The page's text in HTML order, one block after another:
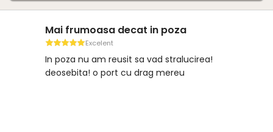
Mai frumoasa decat in poza
Excelent
In poza nu am reusit sa vad stralucirea!
deosebita! o port cu drag mereu